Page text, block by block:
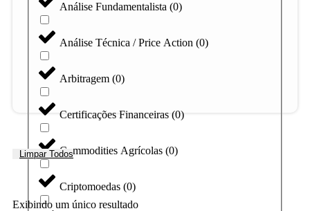
Análise Fundamentalista (0)
Análise Técnica / Price Action (0)
Arbitragem (0)
Certificações Financeiras (0)
Commodities Agrícolas (0)
Criptomoedas (0)
Limpar Todos
Exibindo um único resultado